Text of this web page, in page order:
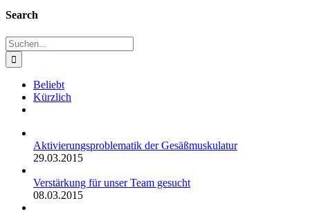
Search
Suche
nach:
Beliebt
Kürzlich
Aktivierungsproblematik der Gesäßmuskulatur
29.03.2015
Verstärkung für unser Team gesucht
08.03.2015